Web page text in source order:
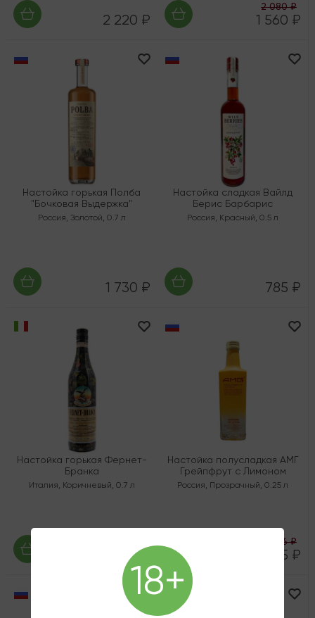
2 220 ₽
2 080 ₽
1 560 ₽
Настойка горькая Полба
"Бочковая Выдержка"
Россия, Золотой, 0.7 л
1 730 ₽
Настойка сладкая Вайлд
Берис Барбарис
Россия, Красный, 0.5 л
785 ₽
Настойка горькая Фернет-
Бранка
Италия, Коричневый, 0.7 л
2 220 ₽
Настойка полусладкая АМГ
Грейпфрут с Лимоном
Россия, Прозрачный, 0.25 л
446 ₽
335 ₽
18+